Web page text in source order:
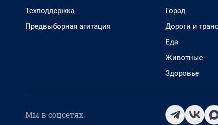
Техподдержка
Предвыборная агитация
Город
Дороги и
Еда
Животные
Здоровье
Мы в соцсетях